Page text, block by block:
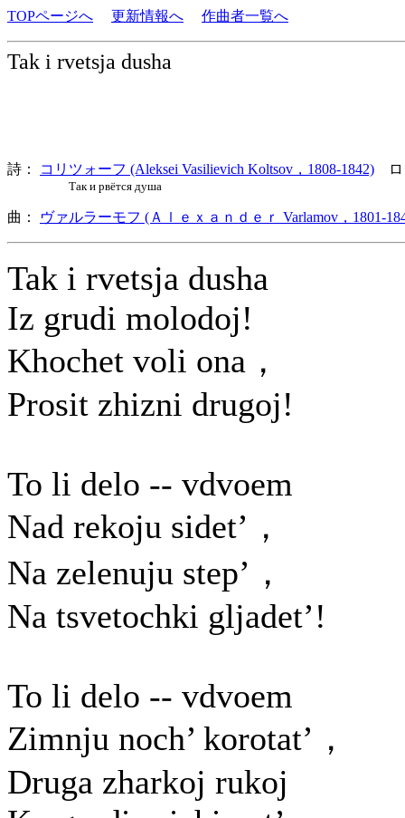
TOPページへ 更新情報へ 作曲者一覧へ
Tak i rvetsja dusha
詩： コリツォーフ (Aleksei Vasilievich Koltsov，1808-1842) ロ
Так и рвётся душа
曲： ヴァルラーモフ (Ａｌｅｘａｎｄｅｒ Varlamov，1801-
Tak i rvetsja dusha
Iz grudi molodoj!
Khochet voli ona，
Prosit zhizni drugoj!
To li delo -- vdvoem
Nad rekoju sidet’，
Na zelenuju step’，
Na tsvetochki gljadet’!
To li delo -- vdvoem
Zimnju noch’ korotat’，
Druga zharkoj rukoj